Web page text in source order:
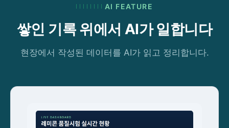
AI FEATURE
쌓인 기록 위에서 AI가 일합니다
현장에서 작성된 데이터를 AI가 읽고 정리합니다.